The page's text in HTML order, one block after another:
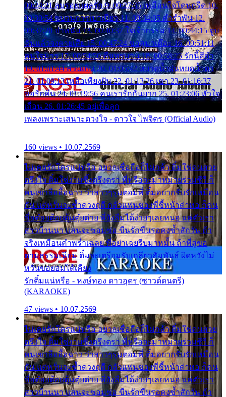
00:24:21 ลบรอยแผลรัก 9. 00:27:35 เหมือนใจโดนกรีด 10.
00:30:54 ขบวนการเปาเปียว 11. 00:34:05 คำรำพัน 12.
00:37:20 ปาหนัน 13. 00:40:37 ใจเจ้ากรรม 14. 00:44:15 จูบ
ฉันแล้วจงตายเสีย 15. 00:47:24 ขอสูมาเต๊อะ 16. 00:51:11
คนใจมาร 17. 00:54:50 คืนทรมาน 18. 00:58:25 รักนี้สีดำ
19. 01:01:44 ส่วนเกิน 20. 01:05:42 หยาดน้ำฝนหยดน้ำตา
21. 01:09:13 เหลือเพียงฝัน 22. 01:13:26 เขา 23. 01:16:37
ขอรักคืน 24. 01:19:56 คนเรารักกันยาก 25. 01:23:06 หัวใจ
เถื่อน 26. 01:26:45 อยู่เพื่อลูก
เพลงเพราะเสนาะดวงใจ - ดาวใจ ไพจิตร (Official Audio)
160 views • 10.07.2569
ไม่เคยรักใครแน่หรือ อยากเชื่อถือก็ไม่กล้า ติ๋มใช่คนสวย
ตรึงใจ ติ๋มใช่งามซึ้งตรึงตรา พี่หรือจะมาหมายร่วมชีวี ก็
คนเขาลืออื้อฉาว ว่าสาวๆรุมตอมพี่ ติ๋มอยากรับรักเหมือน
กัน แต่หวั่นจะช้ำดวงฤดี กลัวแฟนของพี่ชี้หน้าด่าทอ ก็คน
ชื่อต๋อยต้อยตุ้มตุ๋ยต่าย พี่ยังลืมได้ง่ายๆเลยหนอ แค่ตัวเรา
สาวบ้านนา แสนจะซอมซ่อ ขืนรักขืนรอคงช้ำสักวัน ถ้า
จริงเหมือนคำพร่ำเฉลย พี่อย่าเฉยรีบมาหมั้น ถ้าพี่สู่ขอ
ตามธรรมเนียม ติ๋มจะเตรียมรับเกลียวสัมพันธ์ ผิดหวังไม่
หวั่นขอยอมได้เคียง
รักติ๋มแน่หรือ - หงษ์ทอง ดาวอุดร (ซาวด์ดนตรี)
(KARAOKE)
47 views • 10.07.2569
ไม่เคยรักใครแน่หรือ อยากเชื่อถือก็ไม่กล้า ติ๋มใช่คนสวย
ตรึงใจ ติ๋มใช่งามซึ้งตรึงตรา พี่หรือจะมาหมายร่วมชีวี ก็
คนเขาลืออื้อฉาว ว่าสาวๆรุมตอมพี่ ติ๋มอยากรับรักเหมือน
กัน แต่หวั่นจะช้ำดวงฤดี กลัวแฟนของพี่ชี้หน้าด่าทอ ก็คน
ชื่อต๋อยต้อยตุ้มตุ๋ยต่าย พี่ยังลืมได้ง่ายๆเลยหนอ แค่ตัวเรา
สาวบ้านนา แสนจะซอมซ่อ ขืนรักขืนรอคงช้ำสักวัน ถ้า